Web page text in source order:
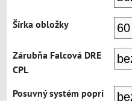
Šírka obložky
Zárubňa Falcová DRE
CPL
Posuvný systém popri